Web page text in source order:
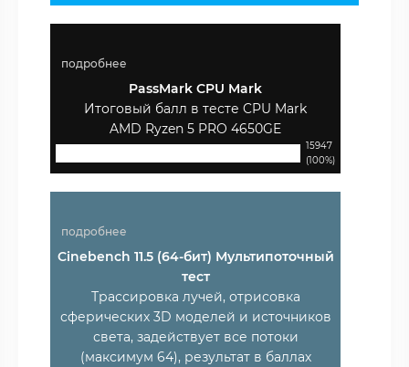
подробнее
PassMark CPU Mark
Итоговый балл в тесте CPU Mark
AMD Ryzen 5 PRO 4650GE
15947
(100%)
подробнее
Cinebench 11.5 (64-бит) Мультипоточный
тест
Трассировка лучей, отрисовка
сферических 3D моделей и источников
света, задействует все потоки
(максимум 64), результат в баллах